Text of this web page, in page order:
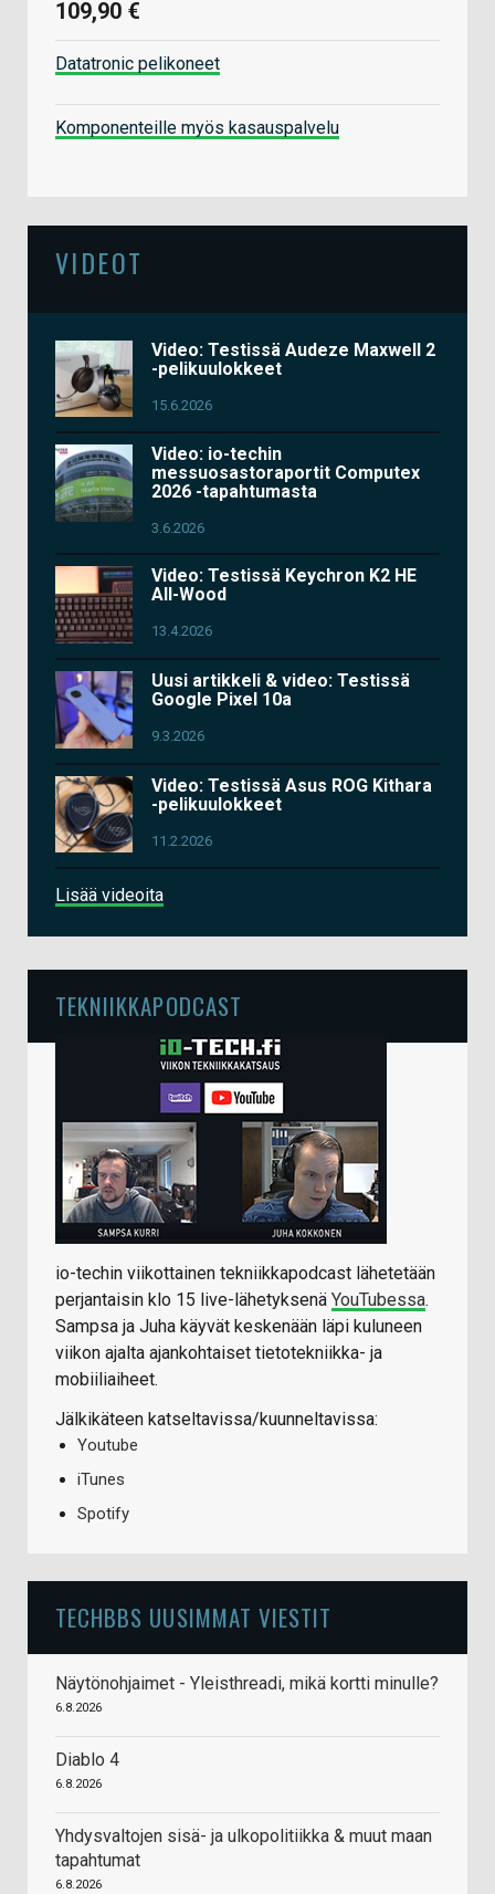
109,90 €
Datatronic pelikoneet
Komponenteille myös kasauspalvelu
VIDEOT
Video: Testissä Audeze Maxwell 2
-pelikuulokkeet
15.6.2026
Video: io-techin
messuosastoraportit Computex
2026 -tapahtumasta
3.6.2026
Video: Testissä Keychron K2 HE
All-Wood
13.4.2026
Uusi artikkeli & video: Testissä
Google Pixel 10a
9.3.2026
Video: Testissä Asus ROG Kithara
-pelikuulokkeet
11.2.2026
Lisää videoita
TEKNIIKKAPODCAST
io-techin viikottainen tekniikkapodcast lähetetään
perjantaisin klo 15 live-lähetyksenä YouTubessa.
Sampsa ja Juha käyvät keskenään läpi kuluneen
viikon ajalta ajankohtaiset tietotekniikka- ja
mobiiliaiheet.
Jälkikäteen katseltavissa/kuunneltavissa:
Youtube
iTunes
Spotify
TECHBBS UUSIMMAT VIESTIT
Näytönohjaimet - Yleisthreadi, mikä kortti minulle?
6.8.2026
Diablo 4
6.8.2026
Yhdysvaltojen sisä- ja ulkopolitiikka & muut maan
tapahtumat
6.8.2026